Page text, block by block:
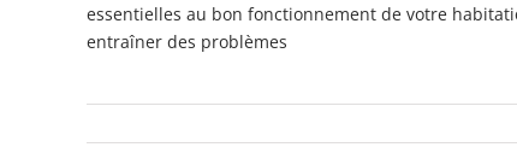
essentielles au bon fonctionnement de votre
entraîner des problèmes